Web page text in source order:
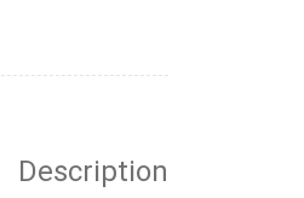
Description